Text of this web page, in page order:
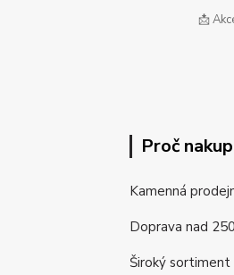
📩
Proč
Kamenná
Doprava nad
Široký sortiment